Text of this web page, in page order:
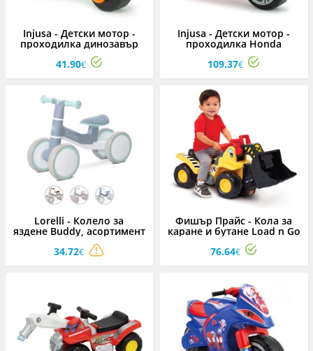
Injusa - Детски мотор -
проходилка динозавър
41.90€
Injusa - Детски мотор -
проходилка Honda
109.37€
Lorelli - Колело за
яздене Buddy, асортимент
34.72€
Фишър Прайс - Кола за
каране и бутане Load n Go
Ride On
76.64€